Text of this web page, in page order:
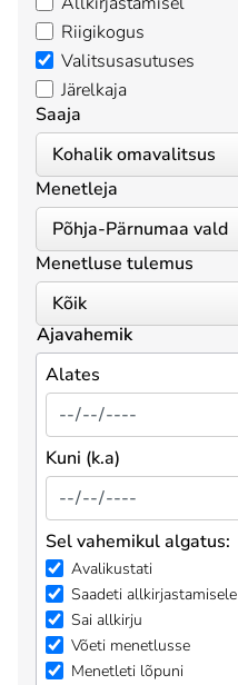
Riigikogus
Valitsusasutuses
Järelkaja
Saaja
Menetleja
Menetluse tulemus
Ajavahemik
Alates
Kuni (k.a)
Sel vahemikul algatus:
Avalikustati
Saadeti allkirjastamisele
Sai allkirju
Võeti menetlusse
Menetleti lõpuni